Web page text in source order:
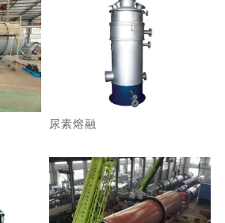
尿素熔融